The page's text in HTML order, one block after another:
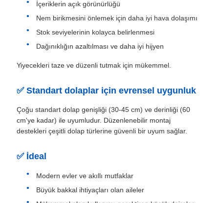
Kapak Bağlantıları
kabine ekipmanları
Mutfak Evyesi ve Bataryası
Kabine LED Işık
Mutfak Çöp Kutusu
pirinç kabı
İçeriklerin açık görünürlüğü
Nem birikmesini önlemek için daha iyi hava dolaşımı
Stok seviyelerinin kolayca belirlenmesi
Dağınıklığın azaltılması ve daha iyi hijyen
Yiyecekleri taze ve düzenli tutmak için mükemmel.
✅ Standart dolaplar için evrensel uygunluk
Çoğu standart dolap genişliği (30-45 cm) ve derinliği (60
cm'ye kadar) ile uyumludur. Düzenlenebilir montaj
destekleri çeşitli dolap türlerine güvenli bir uyum sağlar.
✅ İdeal
Modern evler ve akıllı mutfaklar
Büyük bakkal ihtiyaçları olan aileler